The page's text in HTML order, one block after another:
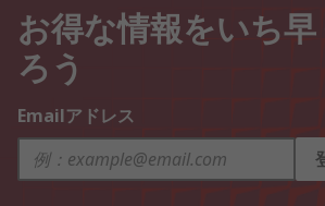
お得な情報をいち
ろう
Emailアドレス